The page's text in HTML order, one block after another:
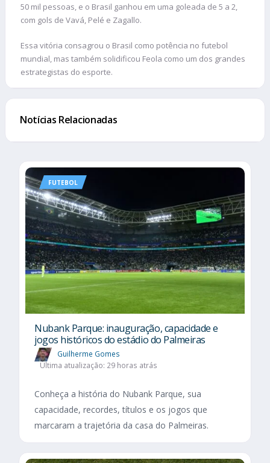
50 mil pessoas, e o Brasil ganhou em uma goleada de 5 a 2,
com gols de Vavá, Pelé e Zagallo.
Essa vitória consagrou o Brasil como potência no futebol
mundial, mas também solidificou Feola como um dos grandes
estrategistas do esporte.
Notícias Relacionadas
FUTEBOL
Nubank Parque: inauguração, capacidade e
jogos históricos do estádio do Palmeiras
Guilherme Gomes
Última atualização: 29 horas atrás
Conheça a história do Nubank Parque, sua
capacidade, recordes, títulos e os jogos que
marcaram a trajetória da casa do Palmeiras.